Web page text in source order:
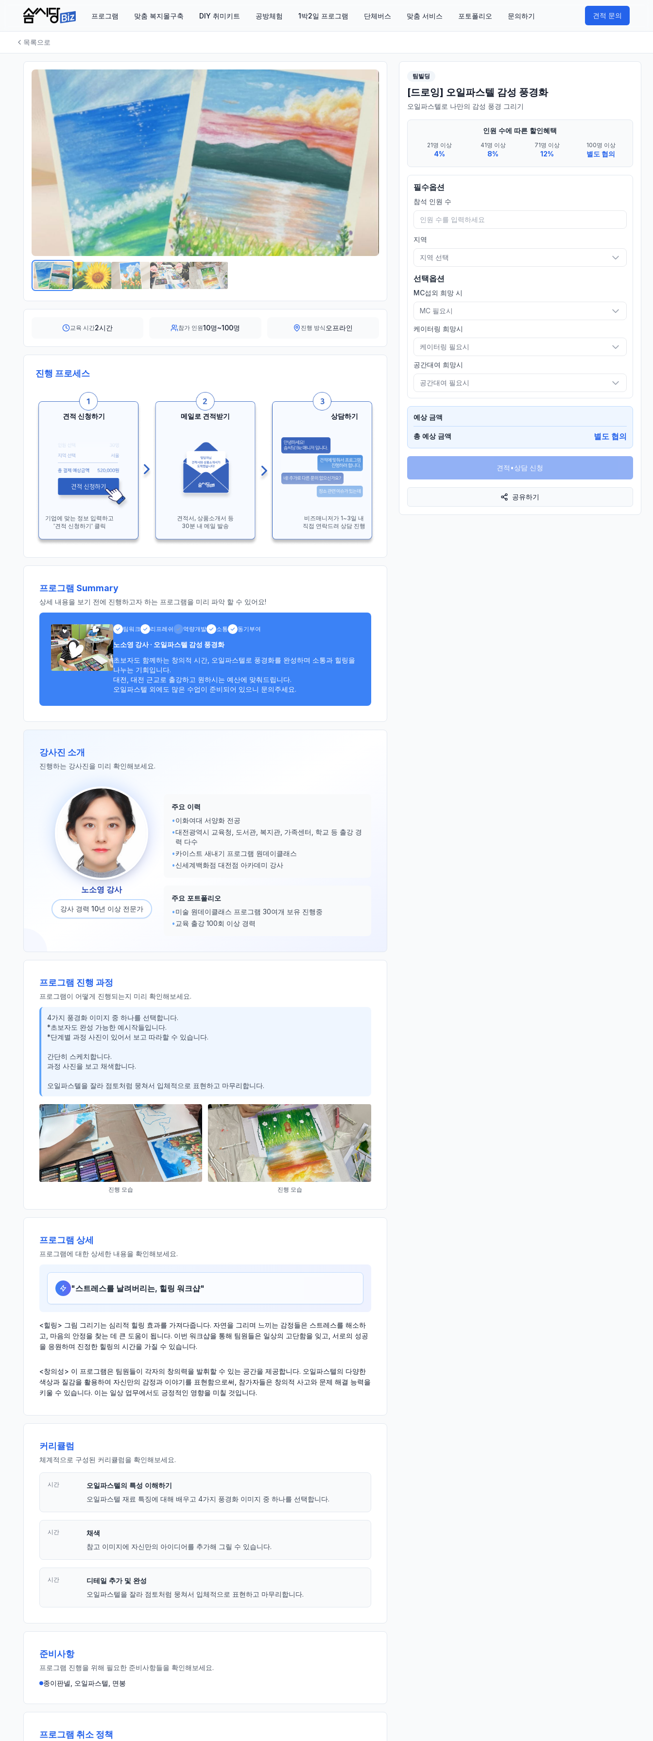
프로그램 맞춤 복지몰구축 DIY 취미키트 공방체험 1박2일 프로그램 단체버스 맞춤 서비스 포토폴리오 문의하기 견적 문의
목록으로
교육 시간2시간 참가 인원10명~100명 진행 방식 오프라인
진행 프로세스
견적 신청하기
기업에 맞는 정보 입력하고
'견적 신청하기' 클릭
메일로 견적받기
견적서, 상품소개서 등
30분 내 메일 발송
상담하기
비즈매니저가 1~3일 내
직접 연락드려 상담 진행
프로그램 Summary
상세 내용을 보기 전에 진행하고자 하는 프로그램을 미리 파악 할 수 있어요!
팀워크 리프레쉬 역량개발 소통 동기부여
노소영 강사 · 오일파스텔 감성 풍경화
초보자도 함께하는 창의적 시간, 오일파스텔로 풍경화를 완성하며 소통과 힐링을
나누는 기회입니다.
대전, 대전 근교로 출강하고 원하시는 예산에 맞춰드립니다.
오일파스텔 외에도 많은 수업이 준비되어 있으니 문의주세요.
강사진 소개
진행하는 강사진을 미리 확인해보세요.
노소영 강사
강사 경력 10년 이상 전문가
주요 이력
•이화여대 서양화 전공
•대전광역시 교육청, 도서관, 복지관, 가족센터, 학교 등 출강 경
력 다수
•카이스트 새내기 프로그램 원데이클래스
•신세계백화점 대전점 아카데미 강사
주요 포트폴리오
•미술 원데이클래스 프로그램 30여개 보유 진행중
• 교육 출강 100회 이상 경력
프로그램 진행 과정
프로그램이 어떻게 진행되는지 미리 확인해보세요.
4가지 풍경화 이미지 중 하나를 선택합니다.
*초보자도 완성 가능한 예시작들입니다.
*단계별 과정 사진이 있어서 보고 따라할 수 있습니다.
간단히 스케치합니다.
과정 사진을 보고 채색합니다.
오일파스텔을 잘라 점토처럼 뭉쳐서 입체적으로 표현하고 마무리합니다.
진행 모습 진행 모습
프로그램 상세
프로그램에 대한 상세한 내용을 확인해보세요.
"스트레스를 날려버리는, 힐링 워크샵"
<힐링> 그림 그리기는 심리적 힐링 효과를 가져다줍니다. 자연을 그리며 느끼는 감정들은 스트레스를 해소하
고, 마음의 안정을 찾는 데 큰 도움이 됩니다. 이번 워크샵을 통해 팀원들은 일상의 고단함을 잊고, 서로의 성공
을 응원하며 진정한 힐링의 시간을 가질 수 있습니다.
<창의성> 이 프로그램은 팀원들이 각자의 창의력을 발휘할 수 있는 공간을 제공합니다. 오일파스텔의 다양한
색상과 질감을 활용하여 자신만의 감정과 이야기를 표현함으로써, 참가자들은 창의적 사고와 문제 해결 능력을
키울 수 있습니다. 이는 일상 업무에서도 긍정적인 영향을 미칠 것입니다.
커리큘럼
체계적으로 구성된 커리큘럼을 확인해보세요.
시간
오일파스텔의 특성 이해하기
오일파스텔 재료 특징에 대해 배우고 4가지 풍경화 이미지 중 하나를 선택합니다.
시간
채색
참고 이미지에 자신만의 아이디어를 추가해 그릴 수 있습니다.
시간
디테일 추가 및 완성
오일파스텔을 잘라 점토처럼 뭉쳐서 입체적으로 표현하고 마무리합니다.
준비사항
프로그램 진행을 위해 필요한 준비사항들을 확인해보세요.
종이판넬, 오일파스텔, 면봉
프로그램 취소 정책
팀빌딩
[드로잉] 오일파스텔 감성 풍경화
오일파스텔로 나만의 감성 풍경 그리기
인원 수에 따른 할인혜택
21명 이상
4%
41명 이상
8%
71명 이상
12%
100명 이상
별도 협의
필수옵션
참석 인원 수
지역
지역 선택
선택옵션
MC섭외 희망 시
MC 필요시
케이터링 희망시
케이터링 필요시
공간대여 희망시
공간대여 필요시
예상 금액
총 예상 금액 별도 협의
견적•상담 신청
공유하기